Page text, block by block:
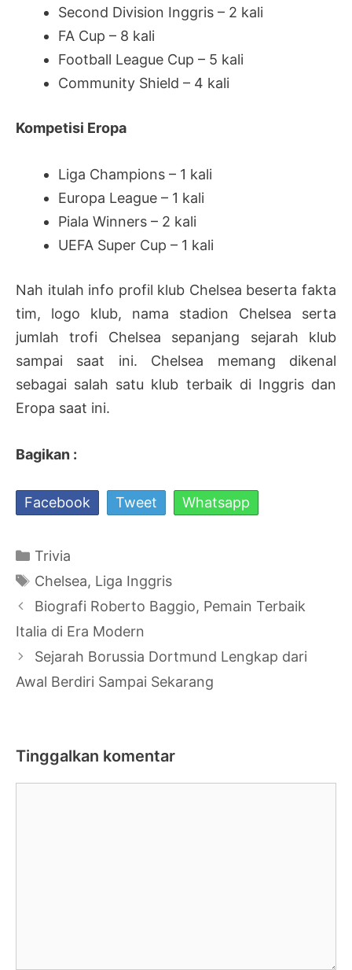
Second Division Inggris – 2 kali
FA Cup – 8 kali
Football League Cup – 5 kali
Community Shield – 4 kali
Kompetisi Eropa
Liga Champions – 1 kali
Europa League – 1 kali
Piala Winners – 2 kali
UEFA Super Cup – 1 kali
Nah itulah info profil klub Chelsea beserta fakta
tim, logo klub, nama stadion Chelsea serta
jumlah trofi Chelsea sepanjang sejarah klub
sampai saat ini. Chelsea memang dikenal
sebagai salah satu klub terbaik di Inggris dan
Eropa saat ini.
Bagikan :
Facebook Tweet Whatsapp
Kategori
Trivia
Tag
Chelsea, Liga Inggris
Navigasi
Tulisan
Biografi Roberto Baggio, Pemain Terbaik
Italia di Era Modern
Sejarah Borussia Dortmund Lengkap dari
Awal Berdiri Sampai Sekarang
Tinggalkan komentar